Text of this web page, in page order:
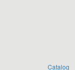
Catalog